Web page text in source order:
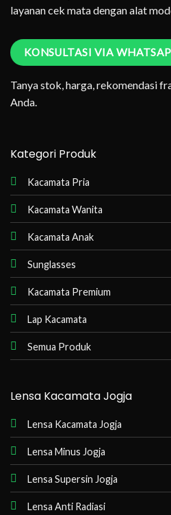
layanan cek mata dengan alat
KONSULTASI VIA
Tanya stok, harga, rekomendasi
Anda.
Kategori Produk
Kacamata Pria
Kacamata Wanita
Kacamata Anak
Sunglasses
Kacamata Premium
Lap Kacamata
Semua Produk
Lensa Kacamata Jogja
Lensa Kacamata Jogja
Lensa Minus Jogja
Lensa Supersin Jogja
Lensa Anti Radiasi